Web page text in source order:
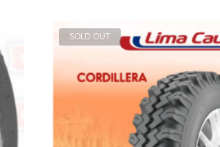
SOLD OUT